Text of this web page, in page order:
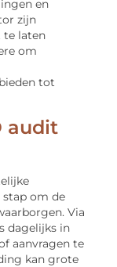
en
zijn
te laten
om
tot
audit
stap om de
Via
dagelijks in
aanvragen te
kan grote